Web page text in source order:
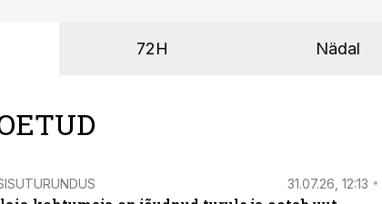
72H Nädal
31.07.26, 12:13